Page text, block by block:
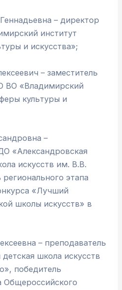
– директор
институт
и искусства»;
– заместитель
ВО «Владимирский
культуры и
–
«Александровская
искусств им. В.В.
этапа
«Лучший
школы искусств» в
– преподаватель
школа искусств
победитель
Общероссийского